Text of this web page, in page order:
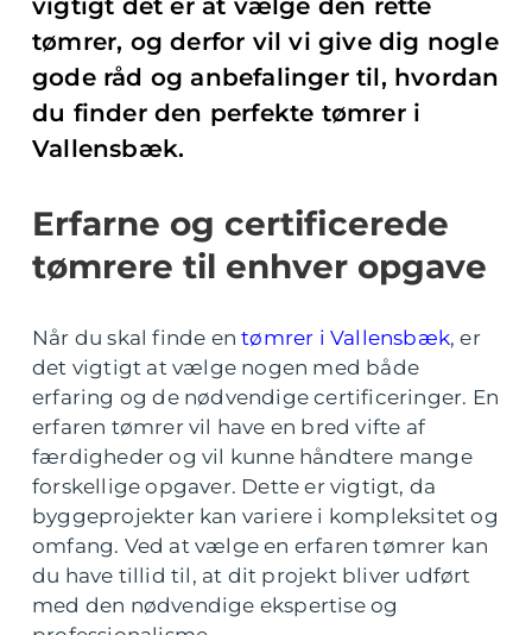
vigtigt det er at vælge den rette
tømrer, og derfor vil vi give dig nogle
gode råd og anbefalinger til, hvordan
du finder den perfekte tømrer i
Vallensbæk.
Erfarne og certificerede
tømrere til enhver opgave
Når du skal finde entømrer i Vallensbæk, er
det vigtigt at vælge nogen med både
erfaring og de nødvendige certificeringer. En
erfaren tømrer vil have en bred vifte af
færdigheder og vil kunne håndtere mange
forskellige opgaver. Dette er vigtigt, da
byggeprojekter kan variere i kompleksitet og
omfang. Ved at vælge en erfaren tømrer kan
du have tillid til, at dit projekt bliver udført
med den nødvendige ekspertise og